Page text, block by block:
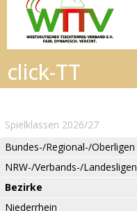
Spielklassen 2026/27
Bundes-/Regional-/Oberligen
NRW-/Verbands-/Landesligen
Bezirke
Niederrhein